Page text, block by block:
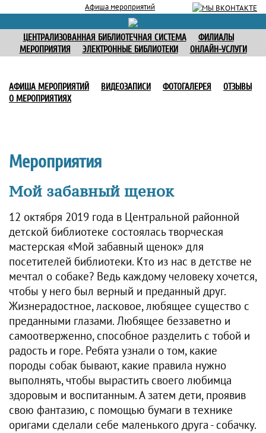
Афиша мероприятий
ЦЕНТРАЛИЗОВАННАЯ БИБЛИОТЕЧНАЯ СИСТЕМА
ФИЛИАЛЫ
МЕРОПРИЯТИЯ
ЭЛЕКТРОННЫЕ БИБЛИОТЕКИ ОНЛАЙН-УСЛУГИ
АФИША МЕРОПРИЯТИЙ ВИДЕОЗАПИСИ ФОТОГАЛЕРЕЯ
ОТЗЫВЫ
О МЕРОПРИЯТИЯХ
Мероприятия
Мой забавный щенок
12 октября 2019 года в Центральной районной
детской библиотеке состоялась творческая
мастерская «Мой забавный щенок» для
посетителей библиотеки. Кто из нас в детстве не
мечтал о собаке? Ведь каждому человеку хочется,
чтобы у него был верный и преданный друг.
Жизнерадостное, ласковое, любящее существо с
преданными глазами. Любящее беззаветно и
самоотверженно, способное разделить с тобой и
радость и горе. Ребята узнали о том, какие
породы собак бывают, какие правила нужно
выполнять, чтобы вырастить своего любимца
здоровым и воспитанным. А затем дети, проявив
свою фантазию, с помощью бумаги в технике
оригами сделали себе маленького друга - собачку.